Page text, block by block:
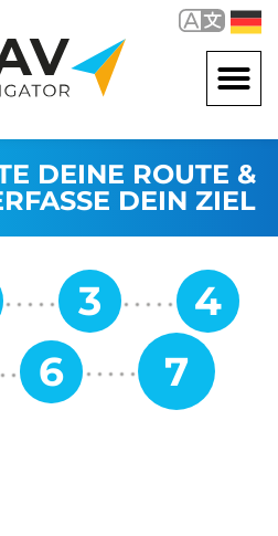
DEINE ROUTE &
DEIN ZIEL